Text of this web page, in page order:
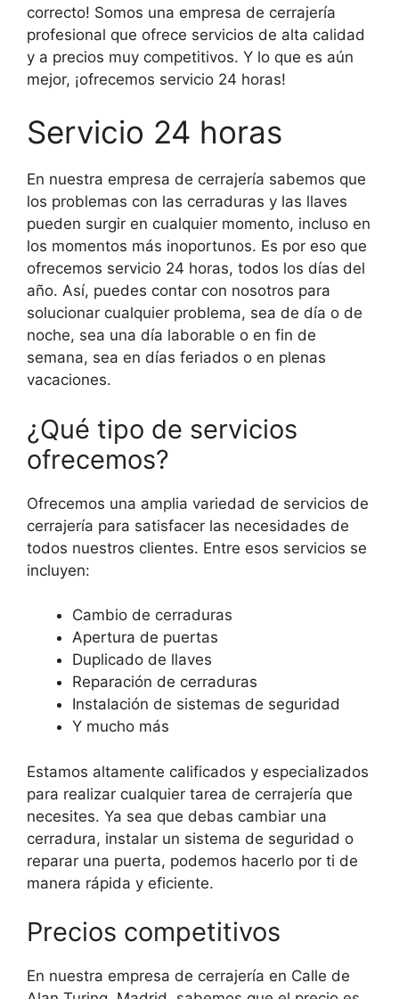
correcto! Somos una empresa de cerrajería
profesional que ofrece servicios de alta calidad
y a precios muy competitivos. Y lo que es aún
mejor, ¡ofrecemos servicio 24 horas!
Servicio 24 horas
En nuestra empresa de cerrajería sabemos que
los problemas con las cerraduras y las llaves
pueden surgir en cualquier momento, incluso en
los momentos más inoportunos. Es por eso que
ofrecemos servicio 24 horas, todos los días del
año. Así, puedes contar con nosotros para
solucionar cualquier problema, sea de día o de
noche, sea una día laborable o en fin de
semana, sea en días feriados o en plenas
vacaciones.
¿Qué tipo de servicios
ofrecemos?
Ofrecemos una amplia variedad de servicios de
cerrajería para satisfacer las necesidades de
todos nuestros clientes. Entre esos servicios se
incluyen:
Cambio de cerraduras
Apertura de puertas
Duplicado de llaves
Reparación de cerraduras
Instalación de sistemas de seguridad
Y mucho más
Estamos altamente calificados y especializados
para realizar cualquier tarea de cerrajería que
necesites. Ya sea que debas cambiar una
cerradura, instalar un sistema de seguridad o
reparar una puerta, podemos hacerlo por ti de
manera rápida y eficiente.
Precios competitivos
En nuestra empresa de cerrajería en Calle de